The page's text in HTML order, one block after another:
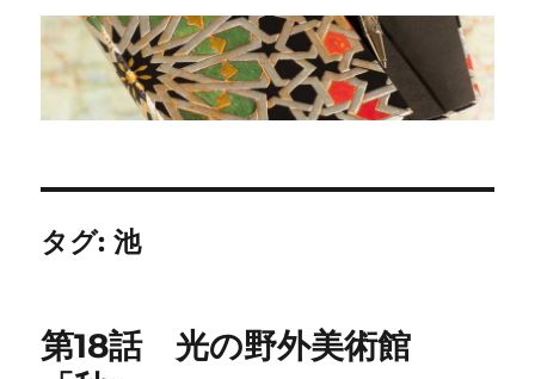
タグ:池
第18話 光の野外美術館